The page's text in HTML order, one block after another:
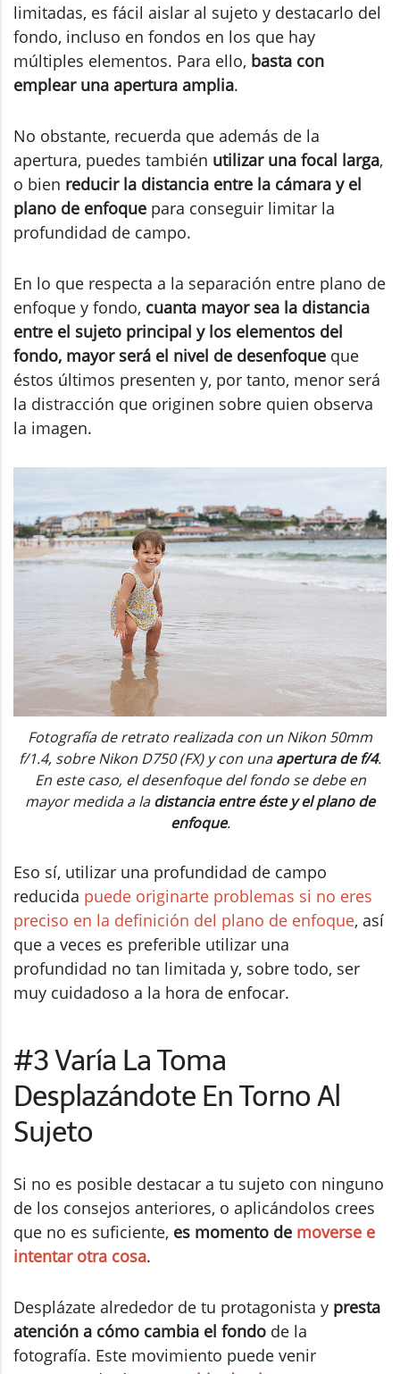
limitadas, es fácil aislar al sujeto y destacarlo del
fondo, incluso en fondos en los que hay
múltiples elementos. Para ello, basta con
emplear una apertura amplia.
No obstante, recuerda que además de la
apertura, puedes también utilizar una focal larga,
o bien reducir la distancia entre la cámara y el
plano de enfoque para conseguir limitar la
profundidad de campo.
En lo que respecta a la separación entre plano de
enfoque y fondo, cuanta mayor sea la distancia
entre el sujeto principal y los elementos del
fondo, mayor será el nivel de desenfoque que
éstos últimos presenten y, por tanto, menor será
la distracción que originen sobre quien observa
la imagen.
Fotografía de retrato realizada con un Nikon 50mm
f/1.4, sobre Nikon D750 (FX) y con unaapertura de f/4.
En este caso, el desenfoque del fondo se debe en
mayor medida a ladistancia entre éste y el plano de
enfoque.
Eso sí, utilizar una profundidad de campo
reducida puede originarte problemas si no eres
preciso en la definición del plano de enfoque, así
que a veces es preferible utilizar una
profundidad no tan limitada y, sobre todo, ser
muy cuidadoso a la hora de enfocar.
#3 Varía La Toma
Desplazándote En Torno Al
Sujeto
Si no es posible destacar a tu sujeto con ninguno
de los consejos anteriores, o aplicándolos crees
que no es suficiente, es momento de moverse e
intentar otra cosa.
Desplázate alrededor de tu protagonista y presta
atención a cómo cambia el fondo de la
fotografía. Este movimiento puede venir